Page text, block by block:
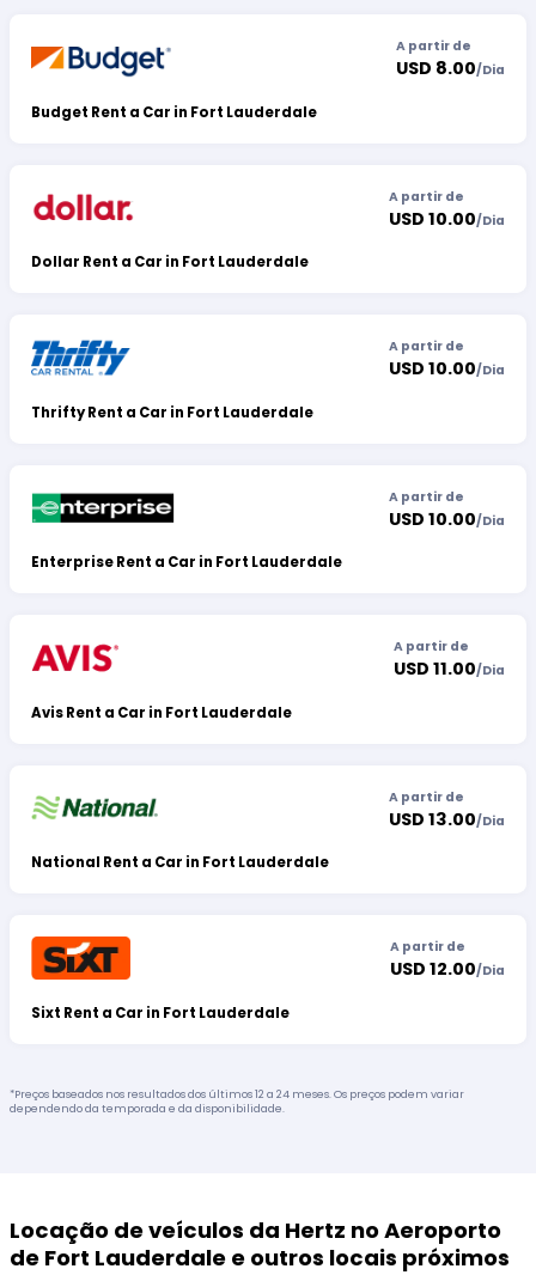
Budget Rent a Car in Fort Lauderdale
A partir de
USD 8.00/Dia
Dollar Rent a Car in Fort Lauderdale
A partir de
USD 10.00/Dia
Thrifty Rent a Car in Fort Lauderdale
A partir de
USD 10.00/Dia
Enterprise Rent a Car in Fort Lauderdale
A partir de
USD 10.00/Dia
Avis Rent a Car in Fort Lauderdale
A partir de
USD 11.00/Dia
National Rent a Car in Fort Lauderdale
A partir de
USD 13.00/Dia
Sixt Rent a Car in Fort Lauderdale
A partir de
USD 12.00/Dia
*Preços baseados nos resultados dos últimos 12 a 24 meses. Os preços podem variar
dependendo da temporada e da disponibilidade.
Locação de veículos da Hertz no Aeroporto
de Fort Lauderdale e outros locais próximos